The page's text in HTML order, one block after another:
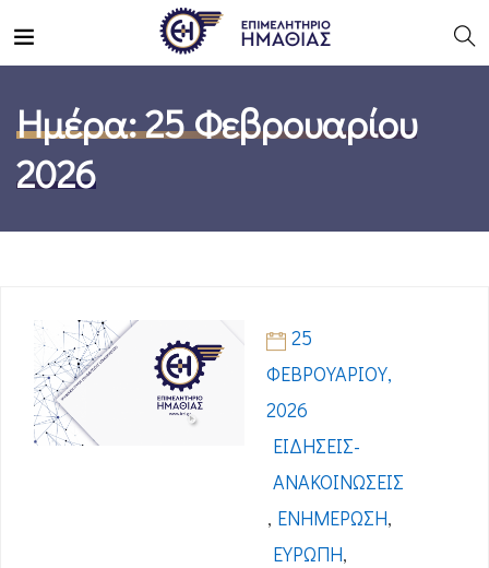
Ημέρα:25 Φεβρουαρίου
2026
25
ΦΕΒΡΟΥΑΡΊΟΥ,
2026
ΕΙΔΉΣΕΙΣ-
ΑΝΑΚΟΙΝΏΣΕΙΣ
, ΕΝΗΜΈΡΩΣΗ,
ΕΥΡΏΠΗ,